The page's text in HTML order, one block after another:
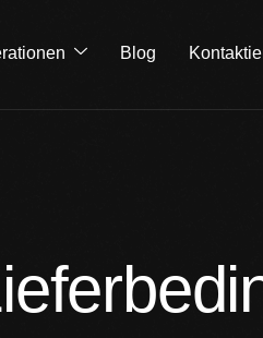
Blog